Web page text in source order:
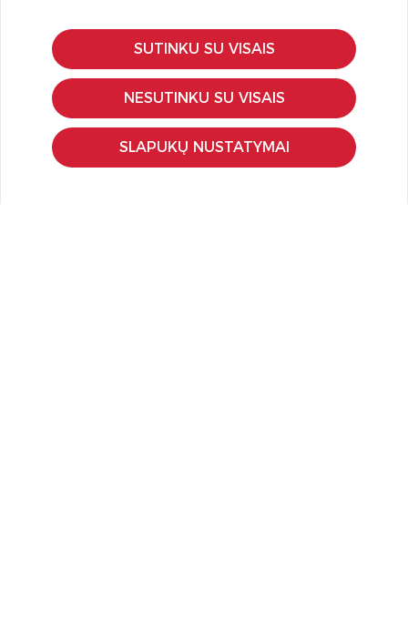
KLIENTŲ APTARNAVIMAS
Pirkimo – pardavimo taisyklės
Pristatymas ir grąžinimas
Apmokėjimo būdai
Kokybės ir saugumo standartai
Privatumo taisyklės
SUTINKU SU VISAIS
NESUTINKU SU VISAIS
SLAPUKŲ NUSTATYMAI